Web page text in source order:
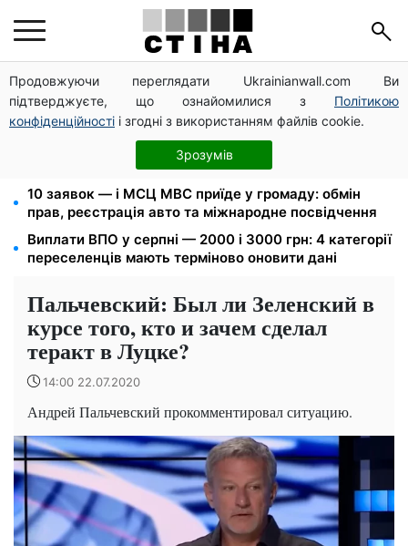
Продовжуючи переглядати Ukrainianwall.com Ви
підтверджуєте, що ознайомилися з Політикою
конфіденційності і згодні з використанням файлів cookie.
Зрозумів
Пенсія по інвалідності III групи з вересня: від 2595
до 10 625 грн — хто скільки отримає
Федоров звільнений і без бронювання: Камельчук
пропонує ексміністру мобілізацію на загальних
10 заявок — і МСЦ МВС приїде у громаду: обмін
прав, реєстрація авто та міжнародне посвідчення
Виплати ВПО у серпні — 2000 і 3000 грн: 4 категорії
переселенців мають терміново оновити дані
Пальчевский: Был ли Зеленский в
курсе того, кто и зачем сделал
теракт в Луцке?
14:00 22.07.2020
Андрей Пальчевский прокомментировал ситуацию.